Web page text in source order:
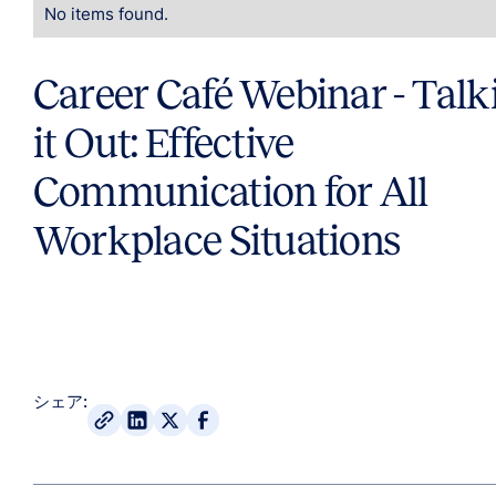
No items found.
Career Café Webinar -
it Out: Effective
Communication for All
Workplace Situations
シェア: